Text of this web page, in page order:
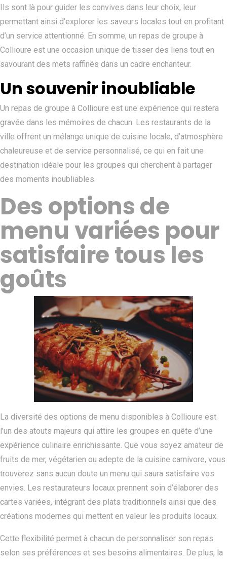
Ils sont là pour guider les convives dans leur choix, leur
permettant ainsi d’explorer les saveurs locales tout en profitant
d’un service attentionné. En somme, un repas de groupe à
Collioure est une occasion unique de tisser des liens tout en
savourant des mets raffinés dans un cadre enchanteur.
Un souvenir inoubliable
Un repas de groupe à Collioure est une expérience qui restera
gravée dans les mémoires de chacun. Les restaurants de la
ville offrent un mélange unique de cuisine locale, d’atmosphère
chaleureuse et de service personnalisé, ce qui en fait une
destination idéale pour les groupes qui cherchent à partager
des moments inoubliables.
Des options de
menu variées pour
satisfaire tous les
goûts
La diversité des options de menu disponibles à Collioure est
l’un des atouts majeurs qui attire les groupes en quête d’une
expérience culinaire enrichissante. Que vous soyez amateur de
fruits de mer, végétarien ou adepte de la cuisine carnivore, vous
trouverez sans aucun doute un menu qui saura satisfaire vos
envies. Les restaurateurs locaux prennent soin d’élaborer des
cartes variées, intégrant des plats traditionnels ainsi que des
créations modernes qui mettent en valeur les produits locaux.
Cette flexibilité permet à chacun de personnaliser son repas
selon ses préférences et ses besoins alimentaires. De plus, la